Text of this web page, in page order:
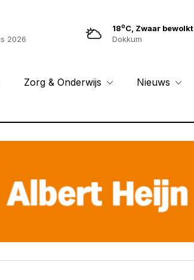
2026
18oC, Zwaar bewolkt
Dokkum
Zorg & Onderwijs Nieuws